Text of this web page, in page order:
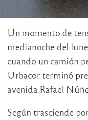
Un momento de
medianoche del
cuando un camión
Urbacor terminó
avenida Rafael
Según trasciende